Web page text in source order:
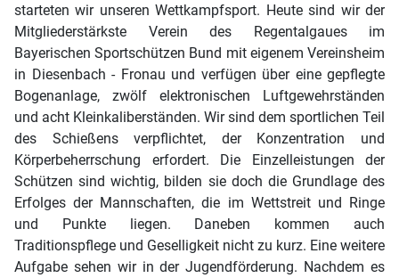
starteten wir unseren Wettkampfsport. Heute sind wir der
Mitgliederstärkste Verein des Regentalgaues im
Bayerischen Sportschützen Bund mit eigenem Vereinsheim
in Diesenbach - Fronau und verfügen über eine gepflegte
Bogenanlage, zwölf elektronischen Luftgewehrständen
und acht Kleinkaliberständen. Wir sind dem sportlichen Teil
des Schießens verpflichtet, der Konzentration und
Körperbeherrschung erfordert. Die Einzelleistungen der
Schützen sind wichtig, bilden sie doch die Grundlage des
Erfolges der Mannschaften, die im Wettstreit und Ringe
und Punkte liegen. Daneben kommen auch
Traditionspflege und Geselligkeit nicht zu kurz. Eine weitere
Aufgabe sehen wir in der Jugendförderung. Nachdem es